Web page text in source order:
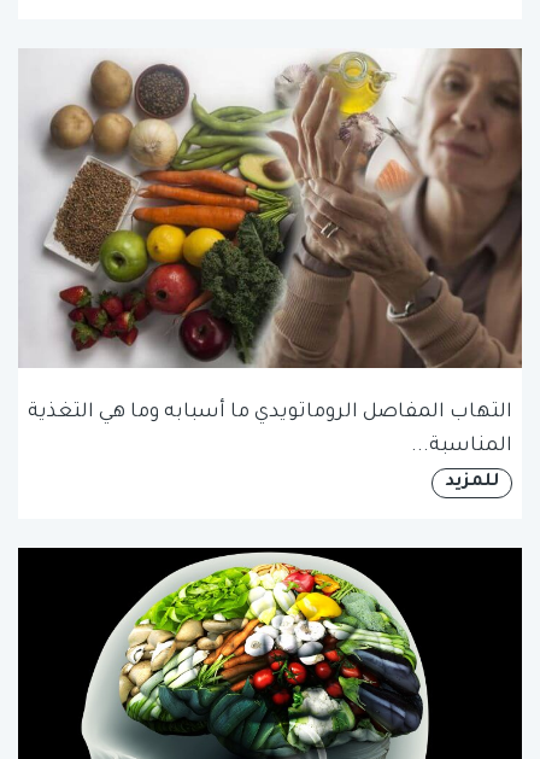
التهاب المفاصل الروماتويدي ما أسبابه وما هي التغذية
المناسبة...
للمزيد